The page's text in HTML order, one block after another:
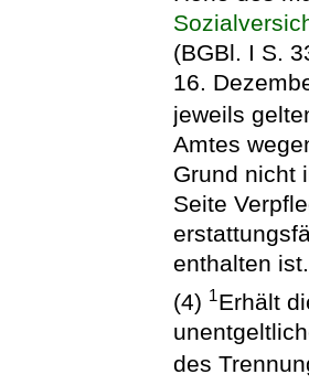
(BGBl. I S.
16.
jeweils
Amtes
Grund nicht
Seite
enthalten ist.
(4) 1Erhält
des